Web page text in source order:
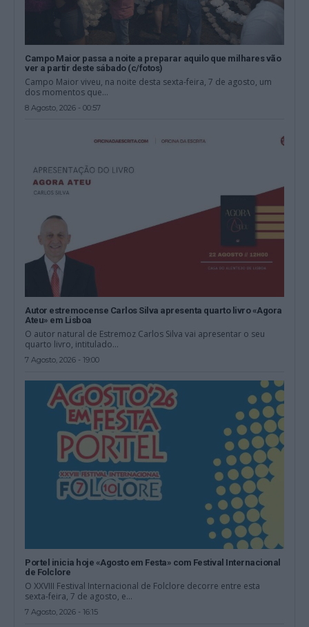
Campo Maior passa a noite a preparar aquilo que milhares vão
ver a partir deste sábado (c/fotos)
Campo Maior viveu, na noite desta sexta-feira, 7 de agosto, um
dos momentos que...
8 Agosto, 2026 - 00:57
Autor estremocense Carlos Silva apresenta quarto livro «Agora
Ateu» em Lisboa
O autor natural de Estremoz Carlos Silva vai apresentar o seu
quarto livro, intitulado...
7 Agosto, 2026 - 19:00
Portel inicia hoje «Agosto em Festa» com Festival Internacional
de Folclore
O XXVIII Festival Internacional de Folclore decorre entre esta
sexta-feira, 7 de agosto, e...
7 Agosto, 2026 - 16:15